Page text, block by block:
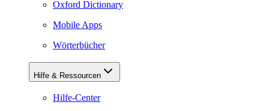
Oxford Dictionary
Mobile Apps
Wörterbücher
Hilfe & Ressourcen
Hilfe-Center